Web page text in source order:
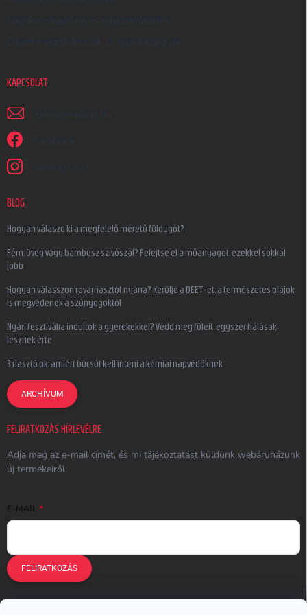
Nagykereskedelem és együttműködés
Egyedi megrendelések és ajándéktárgyak
KAPCSOLAT
irjon @ earplugs.hu
Facebook
earplugs.hu
BLOG
Hogyan válaszd ki a megfelelő méretű füldugót?
Fém, üveg vagy bambusz szívószál? Felejtse el a műanyagot, ezekkel sokkal
jobb
Hogyan válasszon rovarriasztót nyárra? Kerülje a DEET-et, a természetes olajok
is megvédenek a szúnyogoktól
Nyári fesztiválra indultok a gyerekekkel? Védd meg füleit, egyszer hálásak
lesznek érte
3 riasztó ok, amiért búcsút kell inteni a kémiai napvédőknek
ARCHÍVUM
FELIRATKOZÁS HÍRLEVÉLRE
Adja meg az e-mail címét, és mi tájékoztatást küldünk webáruházunk
új termékeiről.
E-MAIL
FELIRATKOZÁS